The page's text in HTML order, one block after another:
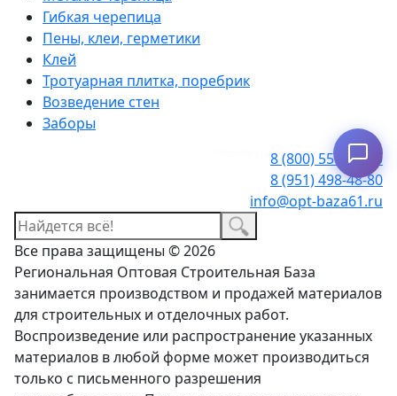
Гибкая черепица
Пены, клеи, герметики
Клей
Тротуарная плитка, поребрик
Возведение стен
Заборы
8 (800) 550-30-60
8 (951) 498-48-80
info@opt-baza61.ru
Все права защищены © 2026
Региональная Оптовая Строительная База
занимается производством и продажей материалов
для строительных и отделочных работ.
Воспроизведение или распространение указанных
материалов в любой форме может производиться
только с письменного разрешения
Узнать наличие